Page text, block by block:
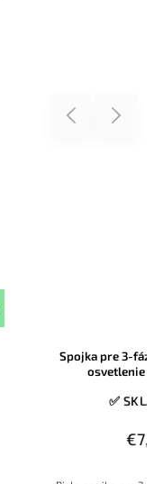
Previous
Spojka pre 3-
osvetlenie
✅
Next